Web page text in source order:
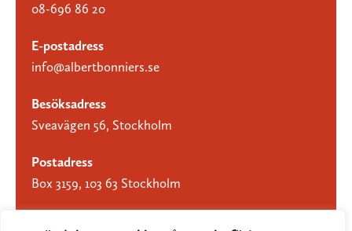
08-696 86 20
E-postadress
info@albertbonniers.se
Besöksadress
Sveavägen 56, Stockholm
Postadress
Box 3159, 103 63 Stockholm